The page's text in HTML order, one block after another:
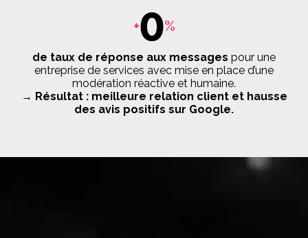
+0%
de taux de réponse aux messages pour une
entreprise de services avec mise en place d’une
modération réactive et humaine.
→ Résultat : meilleure relation client et hausse
des avis positifs sur Google.